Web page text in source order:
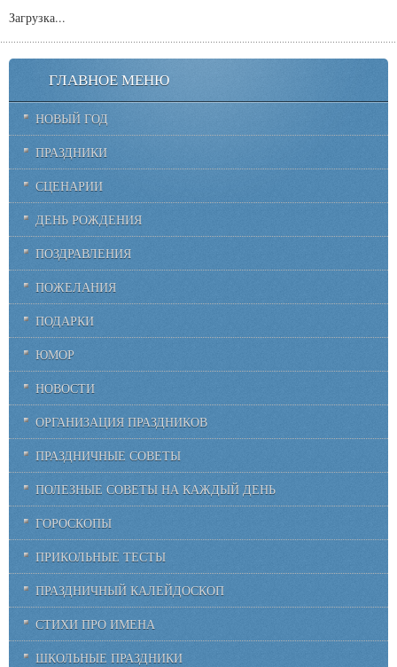
Загрузка...
ГЛАВНОЕ МЕНЮ
НОВЫЙ ГОД
ПРАЗДНИКИ
СЦЕНАРИИ
ДЕНЬ РОЖДЕНИЯ
ПОЗДРАВЛЕНИЯ
ПОЖЕЛАНИЯ
ПОДАРКИ
ЮМОР
НОВОСТИ
ОРГАНИЗАЦИЯ ПРАЗДНИКОВ
ПРАЗДНИЧНЫЕ СОВЕТЫ
ПОЛЕЗНЫЕ СОВЕТЫ НА КАЖДЫЙ ДЕНЬ
ГОРОСКОПЫ
ПРИКОЛЬНЫЕ ТЕСТЫ
ПРАЗДНИЧНЫЙ КАЛЕЙДОСКОП
СТИХИ ПРО ИМЕНА
ШКОЛЬНЫЕ ПРАЗДНИКИ